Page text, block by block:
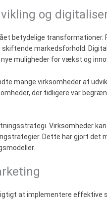
og
betydelige transformationer.
markedsforhold.
muligheder for vækst og
mange virksomheder at
der tidligere var
Virksomheder
Dette har gjort det
at implementere effektive